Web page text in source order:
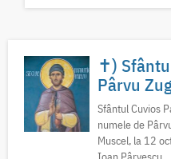
✝)
Pârvu
Sfântul Cuvios
numele de
Muscel, la 12